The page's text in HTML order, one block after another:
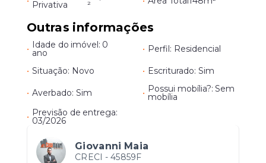
Privativa ²
Outras informações
• Idade do imóvel: 0
ano • Perfil: Residencial
• Situação: Novo • Escriturado: Sim
• Averbado: Sim • Possui mobília?: Sem
mobília
• Previsão de entrega:
03/2026
Giovanni Maia
CRECI - 45859F